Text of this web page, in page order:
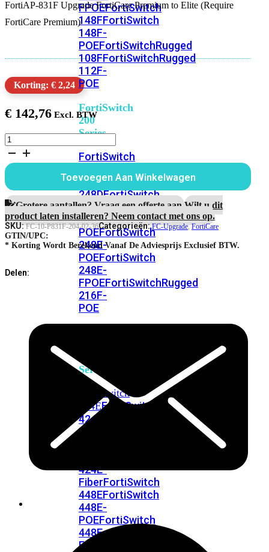
FPOEFortiSwitch
148FFortiSwitch
148F-
POEFortiSwitchRugged
108FFortiSwitchRugged
112F-
POE
FortiSwitch
200
Series
FortiSwitch
FPOEFortiSwitch
248DFortiSwitch
224EFortiswitch
224E-
POEFortiSwitch
248E-
POEFortiSwitch
248E-
FPOEFortiSwitchRugged
216F-
POE
Series
FortiSwitch
424EFortiSwitch
424E-
POE
424E-
FiberFortiSwitch
448EFortiSwitch
448E-
POEFortiSwitch
448E-
FPOE
FortiAP-831F Upgrade FortiCare Premium to Elite (Require
FortiCare Premium)
Korting: € 2,24
€ 142,76
FortiAP-
831F
jaar
Upgrade
FortiCare
Premium
naar
Elite
Support
aantal
Toevoegen Aan Winkelwagen
Grotere aantallen? Vraag een offerte aan.Wilt u dit
product laten installeren? Neem contact met ons op.
SKU:FC-10-P831F-204-02-36Categorieën:FC-Upgrade,FortiCare
GTIN/UPC:
* Korting Wordt Berekend Vanaf De Adviesprijs Exclusief BTW.
Delen: